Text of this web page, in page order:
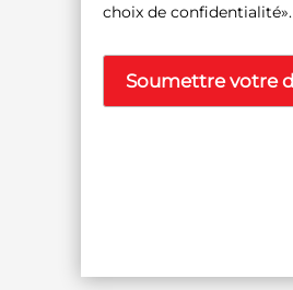
choix de confidentialité».